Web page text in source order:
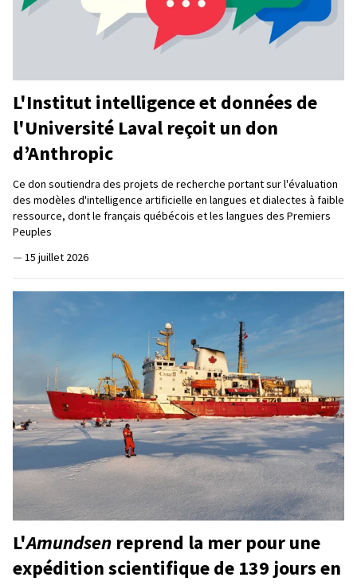
L'Institut intelligence et données de
l'Université Laval reçoit un don
d’Anthropic
Ce don soutiendra des projets de recherche portant sur l'évaluation
des modèles d'intelligence artificielle en langues et dialectes à faible
ressource, dont le français québécois et les langues des Premiers
Peuples
— 15 juillet 2026
L'Amundsen reprend la mer pour une
expédition scientifique de 139 jours en